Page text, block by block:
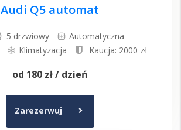
Audi Q5 automat
5 drzwiowy
Automatyczna
Klimatyzacja Kaucja: 2000 zł
od 180 zł/ dzień
Zarezerwuj